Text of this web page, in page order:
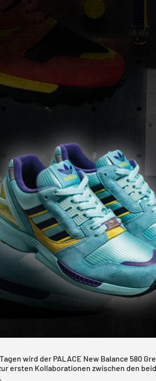
wird der PALACE New Balance 580
ersten Kollaborationen zwischen den